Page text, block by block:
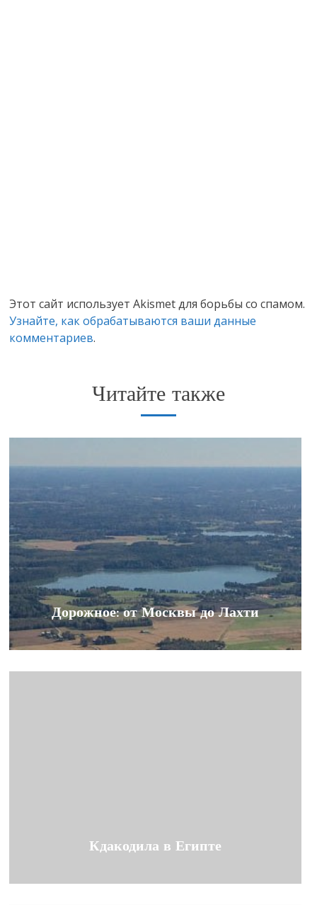
Этот сайт использует Akismet для борьбы со спамом.
Узнайте, как обрабатываются ваши данные
комментариев.
Читайте также
Дорожное: от Москвы до Лахти
Кдакодила в Египте